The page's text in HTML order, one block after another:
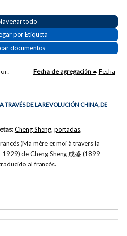
todo
por Etiqueta
documentos
Fecha de agregación Fecha
TRAVÉS DE LA REVOLUCIÓN CHINA, DE
(Ma mère et moi à travers la
de Cheng Sheng 成盛 (1899-
al francés.
Cheng Sheng, portadas,